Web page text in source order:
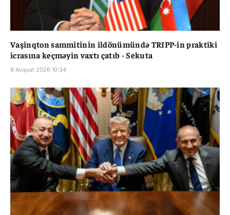
Vaşinqton sammitinin ildönümündə TRIPP-in praktiki
icrasına keçməyin vaxtı çatıb - Sekuta
8 Avqust 2026 10:34